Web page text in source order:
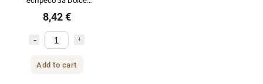
Gusto 30 капсули
8,42 €
Add to cart